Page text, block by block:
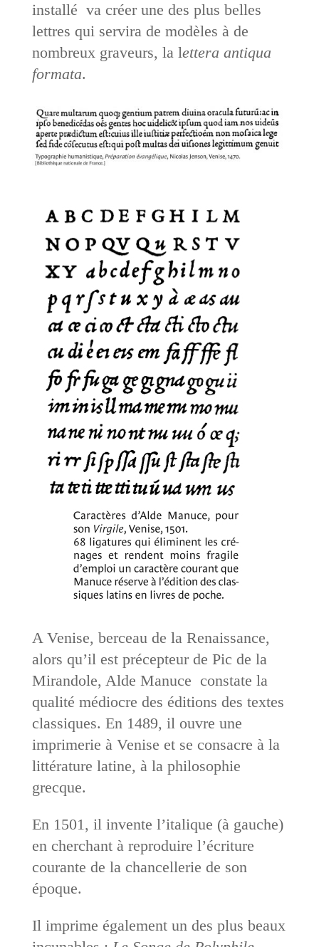
installé va créer une des plus belles
lettres qui servira de modèles à de
nombreux graveurs, la lettera antiqua
formata.
A Venise, berceau de la Renaissance,
alors qu’il est précepteur de Pic de la
Mirandole, Alde Manuce constate la
qualité médiocre des éditions des textes
classiques. En 1489, il ouvre une
imprimerie à Venise et se consacre à la
littérature latine, à la philosophie
grecque.
En 1501, il invente l’italique (à gauche)
en cherchant à reproduire l’écriture
courante de la chancellerie de son
époque.
Il imprime également un des plus beaux